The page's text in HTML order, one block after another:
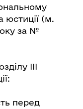
юстиції (м.
за №
ІІІ
перед